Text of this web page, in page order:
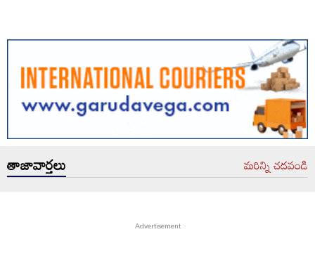
తాజావార్తలు మరిన్ని చదవండి